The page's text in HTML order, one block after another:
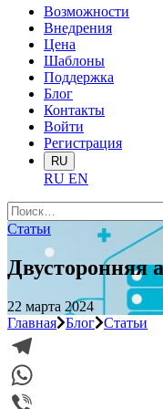
Возможности
Внедрения
Цена
Шаблоны
Поддержка
Блог
Контакты
Войти
Регистрация
RU
RU EN
Найти:
Статьи
Двусторонняя
22 марта 2024
Главная Блог Статьи
Telegram
WhatsApp